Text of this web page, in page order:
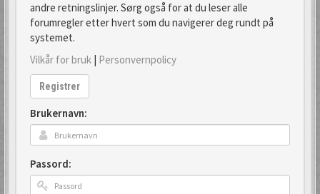
andre retningslinjer. Sørg også for at du leser alle
forumregler etter hvert som du navigerer deg rundt på
systemet.
Vilkår for bruk | Personvernpolicy
Registrer
Brukernavn:
Passord: